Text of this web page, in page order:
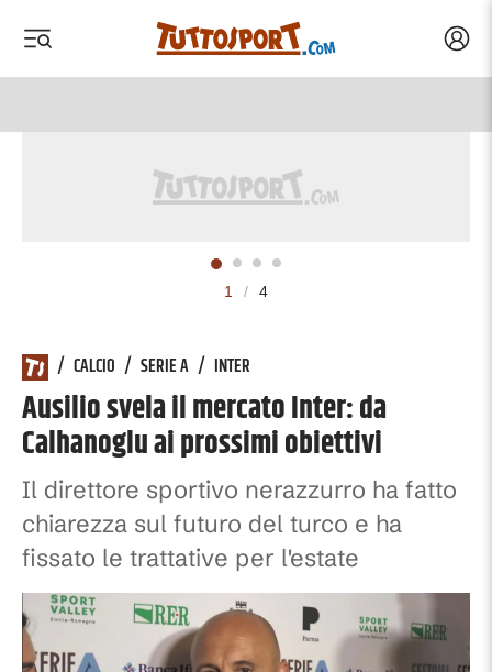
1 / 4
/ CALCIO / SERIE A / INTER
Ausilio svela il mercato Inter: da
Calhanoglu ai prossimi obiettivi
Il direttore sportivo nerazzurro ha fatto
chiarezza sul futuro del turco e ha
fissato le trattative per l'estate